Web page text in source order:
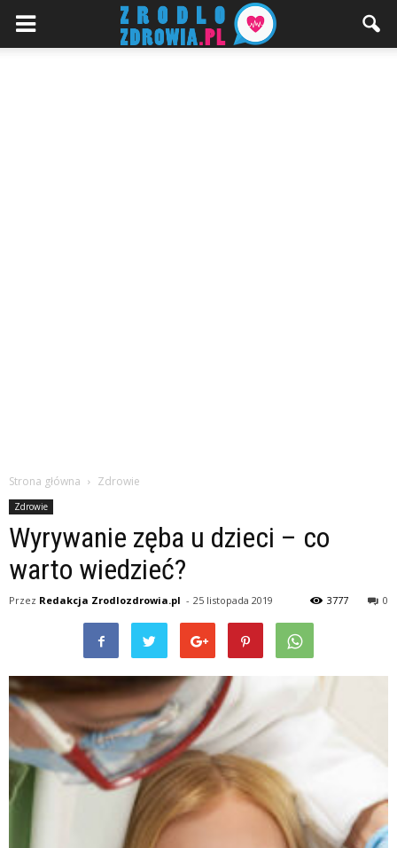
Strona główna Zdrowie
Zdrowie
Wyrywanie zęba u dzieci – co
warto wiedzieć?
Przez Redakcja Zrodlozdrowia.pl - 25 listopada 2019 0
3777